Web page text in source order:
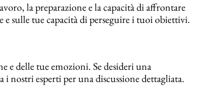
la preparazione e la capacità di affrontare
sulle tue capacità di perseguire i tuoi obiettivi.
e delle tue emozioni. Se desideri una
nostri esperti per una discussione dettagliata.